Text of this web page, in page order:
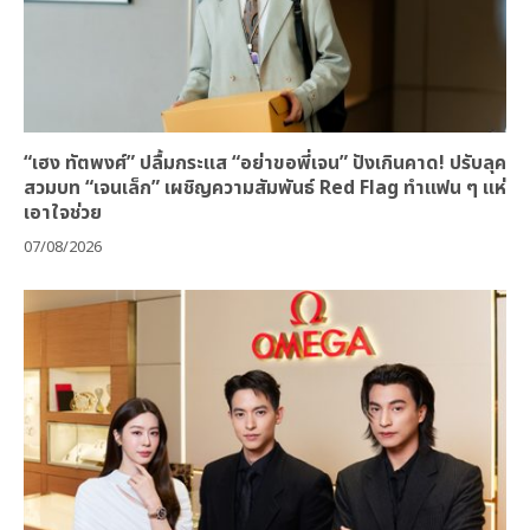
“เฮง ทัตพงศ์” ปลื้มกระแส “อย่าขอพี่เจน” ปังเกินคาด! ปรับลุค
สวมบท “เจนเล็ก” เผชิญความสัมพันธ์ Red Flag ทำแฟน ๆ แห่
เอาใจช่วย
07/08/2026